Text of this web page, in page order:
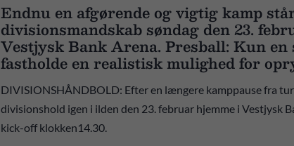
Endnu en afgørende og vigtig kamp
divisionsmandskab søndag den 23.
Vestjysk Bank Arena. Presball: Kun
fastholde en realistisk mulighed for
DIVISIONSHÅNDBOLD: Efter en længere kamppause fra
divisionshold igen i ilden den 23. februar hjemme i Vestjysk
kick-off klokken14.30.